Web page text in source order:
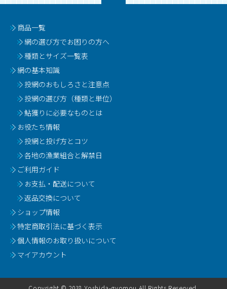
商品一覧
網の選び方でお困りの方へ
種類とサイズ一覧表
網の基本知識
投網のおもしろさと注意点
投網の選び方（種類と単位）
鮎獲りに必要なものとは
お役たち情報
投網と投げ方とコツ
各地の漁業組合と解禁日
ご利用ガイド
お支払・配送について
返品交換について
ショップ情報
特定商取引法に基づく表示
個人情報のお取り扱いについて
マイアカウント